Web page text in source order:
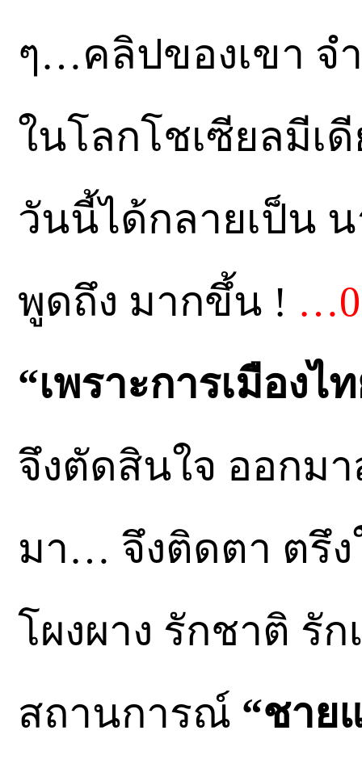
ๆ…คลิปของเขา จ
ในโลกโชเซียลมี
วันนี้ได้กลายเป็น
พูดถึง มากขึ้น !
“เพราะการเมือง
จึงตัดสินใจ ออกมา
มา… จึงติดตา ตรึ
โผงผาง รักชาติ
สถานการณ์ “ชาย